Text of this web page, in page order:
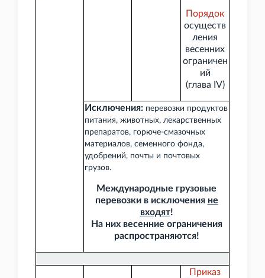
Порядок
осуществ
ления
весенних
ограничен
ий
(глава IV)
Исключения: перевозки продуктов
питания, животных, лекарственных
препаратов, горюче-смазочных
материалов, семенного фонда,
удобрений, почты и почтовых
грузов.
Международные грузовые
перевозки в исключения не
входят!
На них весенние ограничения
распространяются!
Приказ